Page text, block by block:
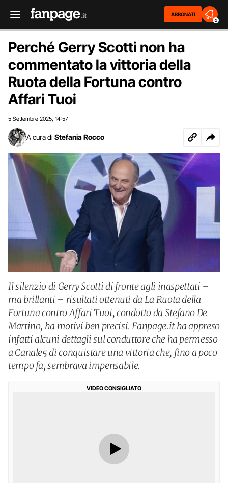
ABBONATI
2
Perché Gerry Scotti non ha
commentato la vittoria della
Ruota della Fortuna contro
Affari Tuoi
5 Settembre 2025 14:57
A cura di Stefania Rocco
Il silenzio di Gerry Scotti di fronte agli inaspettati –
ma brillanti – risultati ottenuti da La Ruota della
Fortuna contro Affari Tuoi, condotto da Stefano De
Martino, ha motivi ben precisi. Fanpage.it ha appreso
infatti alcuni dettagli sul conduttore che ha permesso
a Canale5 di conquistare una vittoria che, fino a poco
tempo fa, sembrava impensabile.
VIDEO CONSIGLIATO